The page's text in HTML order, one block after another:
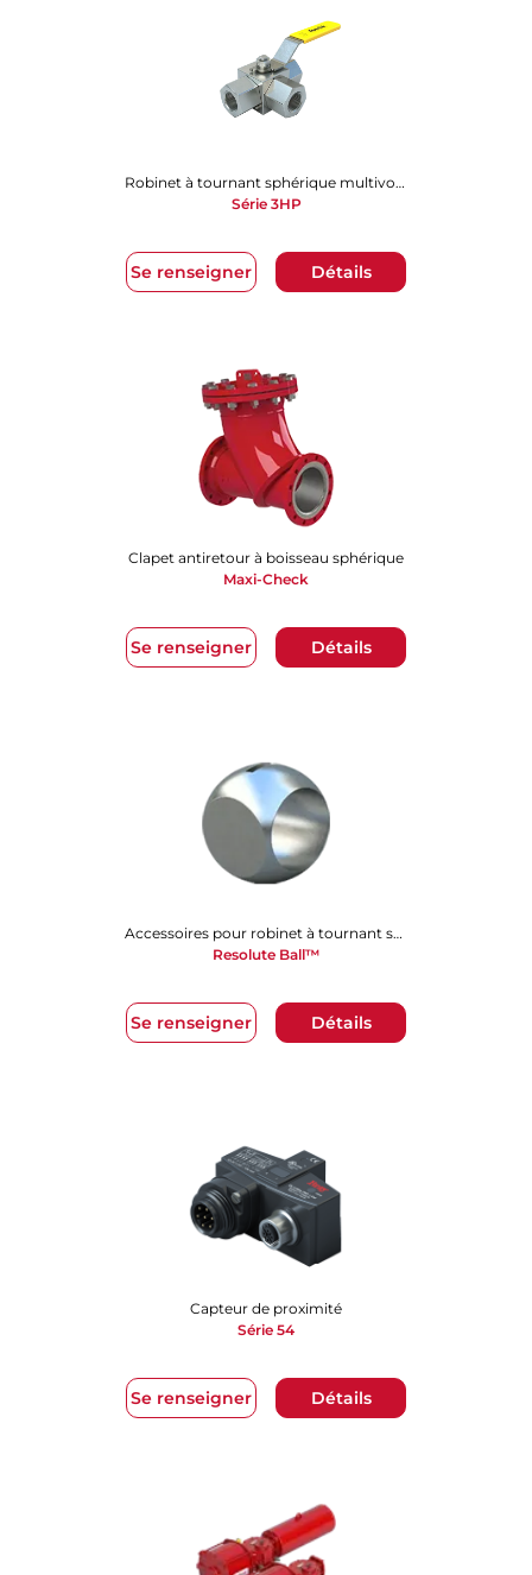
Se renseigner Détails
Robinet à tournant sphérique multivoies
Série 3HP
Se renseigner Détails
Clapet antiretour à boisseau sphérique
Maxi-Check
Se renseigner Détails
Accessoires pour robinet à tournant sphérique
Resolute Ball™
Se renseigner Détails
Capteur de proximité
Série 54